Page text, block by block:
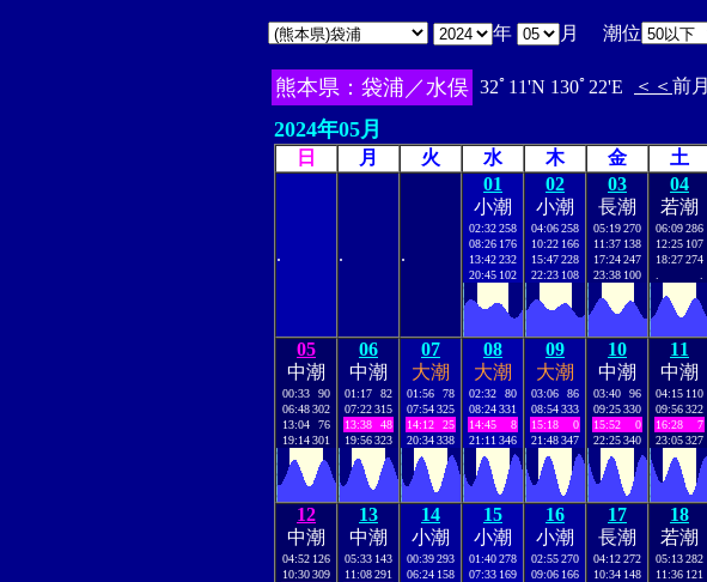
年 月 潮位
熊本県：袋浦／水俣 32ﾟ11'N 130ﾟ22'E ＜＜ 前月
2024年05月
日 月 火 水 木 金 土
. . .
01
小潮
02:32258
08:26 176
13:42232
20:45 102
02
小潮
04:06258
10:22 166
15:47228
22:23 108
03
長潮
05:19270
11:37 138
17:24247
23:38 100
04
若潮
06:09286
12:25 107
18:27274
05
中潮
00:33
90
06:48302
13:04
76
19:14301
06
中潮
01:17
82
07:22315
13:38
48
19:56323
07
大潮
01:56
78
07:54325
14:12
25
20:34338
08
大潮
02:32
80
08:24331
14:45
8
21:11 346
09
大潮
03:06
86
08:54333
15:18
0
21:48347
10
中潮
03:40
96
09:25330
15:52
0
22:25340
11
中潮
04:15 110
09:56322
16:28
7
23:05327
12
中潮
04:52 126
10:30309
13
中潮
05:33 143
11:08291
14
小潮
00:39293
06:24 158
15
小潮
01:40278
07:33 169
16
小潮
02:55270
09:06 166
17
長潮
04:12272
10:34 148
18
若潮
05:13282
11:36 121